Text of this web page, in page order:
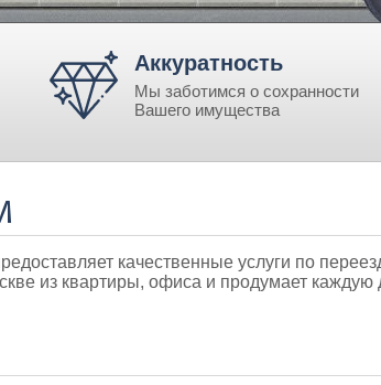
Аккуратность
Мы заботимся о сохранности
Вашего имущества
качественные услуги по
из квартиры, офиса и продумает